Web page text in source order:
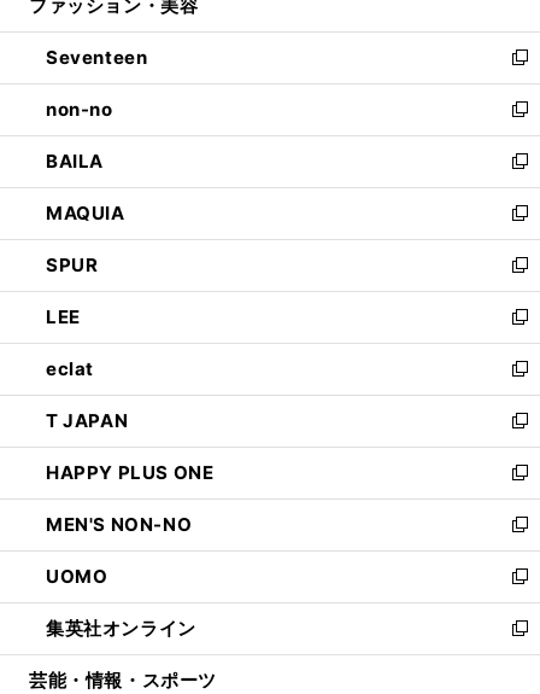
開
く
ウ
で
開
く
ン
ド
ウ
で
開
く
ファッション・美容
Seventeen
新
し
い
ウ
ィ
ン
ド
ウ
で
開
く
non-no
新
し
い
ウ
ィ
ン
ド
ウ
で
開
く
BAILA
新
し
い
ウ
ィ
ン
ド
ウ
で
開
く
MAQUIA
新
し
い
ウ
ィ
ン
ド
ウ
で
開
く
SPUR
新
し
い
ウ
ィ
ン
ド
ウ
で
開
く
LEE
新
し
い
ウ
ィ
ン
ド
ウ
で
開
く
eclat
新
し
い
ウ
ィ
ン
ド
ウ
で
開
く
T JAPAN
新
し
い
ウ
ィ
ン
ド
ウ
で
開
HAPPY PLUS ONE
新
し
い
ウ
ィ
ン
ド
ウ
MEN'S NON-NO
新
し
い
ウ
ィ
ン
UOMO
新
し
い
ウ
集英社オンライン
新
し
芸能・情報・スポーツ